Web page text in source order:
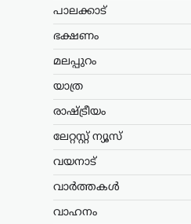
പാലക്കാട്
ഭക്ഷണം
മലപ്പുറം
യാത്ര
രാഷ്ട്രീയം
ലേറ്റസ്റ്റ് ന്യൂസ്
വയനാട്
വാർത്തകൾ
വാഹനം
ട്രെൻഡിംഗ്,
അമിത്
പറയാൻ
റിജിജു